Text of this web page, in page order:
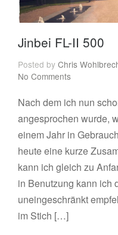
Jinbei FL-II 500
Posted by Chris
No Comments
Nach dem ich nun
angesprochen wurde,
einem Jahr in
heute eine kurze
kann ich gleich zu
in Benutzung kann ich
uneingeschränkt
im Stich […]